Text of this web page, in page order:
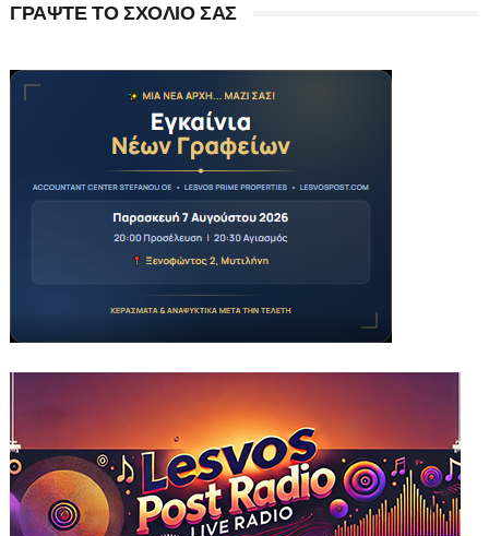
ΓΡΑΨΤΕ ΤΟ ΣΧΟΛΙΟ ΣΑΣ